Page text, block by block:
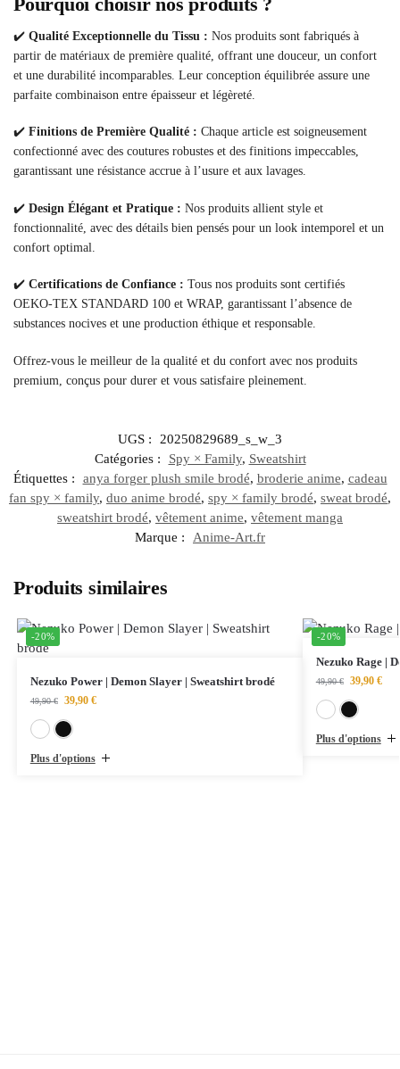
✔️ Qualité Exceptionnelle du Tissu : Nos produits sont fabriqués à
partir de matériaux de première qualité, offrant une douceur, un confort
et une durabilité incomparables. Leur conception équilibrée assure une
parfaite combinaison entre épaisseur et légèreté.
✔️ Finitions de Première Qualité : Chaque article est soigneusement
confectionné avec des coutures robustes et des finitions impeccables,
garantissant une résistance accrue à l’usure et aux lavages.
✔️ Design Élégant et Pratique : Nos produits allient style et
fonctionnalité, avec des détails bien pensés pour un look intemporel et un
confort optimal.
✔️ Certifications de Confiance : Tous nos produits sont certifiés
OEKO-TEX STANDARD 100 et WRAP, garantissant l’absence de
substances nocives et une production éthique et responsable.
Offrez-vous le meilleur de la qualité et du confort avec nos produits
premium, conçus pour durer et vous satisfaire pleinement.
UGS :
20250829689_s_w_3
Catégories :
Spy × Family, Sweatshirt
Étiquettes :
anya forger plush smile brodé, broderie anime, cadeau
fan spy × family, duo anime brodé, spy × family brodé, sweat brodé,
sweatshirt brodé, vêtement anime, vêtement manga
Marque :
Anime-Art.fr
Produits similaires
-20%
Nezuko Power | Demon Slayer | Sweatshirt brodé
49,90€ 39,90 €
Plus d'options
-20%
Nezuko Rage |
49,90€ 39,90 €
Plus d'options